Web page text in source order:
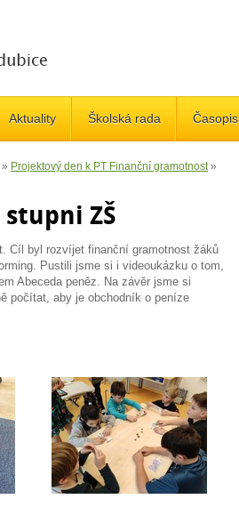
Aktuality Školská rada Časopis
» Projektový den k PT Finanční gramotnost»
ZŠ
Cíl byl rozvíjet finanční gramotnost žáků
Pustili jsme si i videoukázku o tom,
Abeceda peněz. Na závěr jsme si
počítat, aby je obchodník o peníze